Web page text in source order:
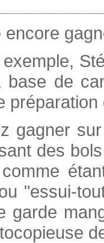
de
gagner
des
"essui-
garde